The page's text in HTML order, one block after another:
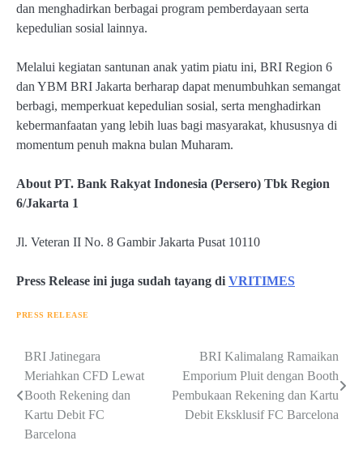
dan menghadirkan berbagai program pemberdayaan serta
kepedulian sosial lainnya.
Melalui kegiatan santunan anak yatim piatu ini, BRI Region 6
dan YBM BRI Jakarta berharap dapat menumbuhkan semangat
berbagi, memperkuat kepedulian sosial, serta menghadirkan
kebermanfaatan yang lebih luas bagi masyarakat, khususnya di
momentum penuh makna bulan Muharam.
About PT. Bank Rakyat Indonesia (Persero) Tbk Region
6/Jakarta 1
Jl. Veteran II No. 8 Gambir Jakarta Pusat 10110
Press Release ini juga sudah tayang di VRITIMES
PRESS RELEASE
Navigasi
pos
BRI Jatinegara
Meriahkan CFD Lewat
Booth Rekening dan
Kartu Debit FC
Barcelona
BRI Kalimalang Ramaikan
Emporium Pluit dengan Booth
Pembukaan Rekening dan Kartu
Debit Eksklusif FC Barcelona